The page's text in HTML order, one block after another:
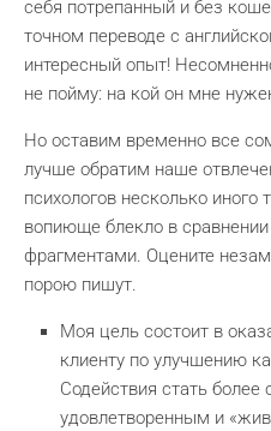
себя потрепанный и без
точном переводе с
интересный опыт!
не пойму: на кой он мне
Но оставим временно все
лучше обратим наше
психологов несколько
вопиюще блекло в
фрагментами. Оцените
порою пишут.
Моя цель состоит в
клиенту по улучшению
Содействия стать более
удовлетворенным и